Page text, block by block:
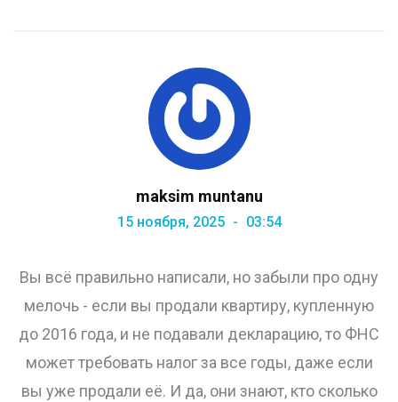
maksim muntanu
15 ноября, 2025 03:54
Вы всё правильно написали, но забыли про одну
мелочь - если вы продали квартиру, купленную
до 2016 года, и не подавали декларацию, то ФНС
может требовать налог за все годы, даже если
вы уже продали её. И да, они знают, кто сколько